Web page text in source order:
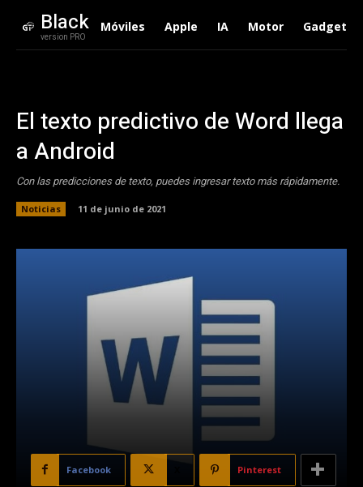
Black
version PRO
Móviles Apple IA Motor Gadgets
El texto predictivo de Word llega
a Android
Con las predicciones de texto, puedes ingresar texto más rápidamente.
Noticias 11 de junio de 2021
Facebook Pinterest